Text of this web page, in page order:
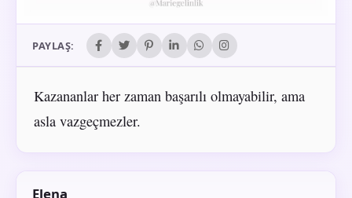
PAYLAŞ:
Kazananlar her zaman başarılı olmayabilir, ama
asla vazgeçmezler.
Elena